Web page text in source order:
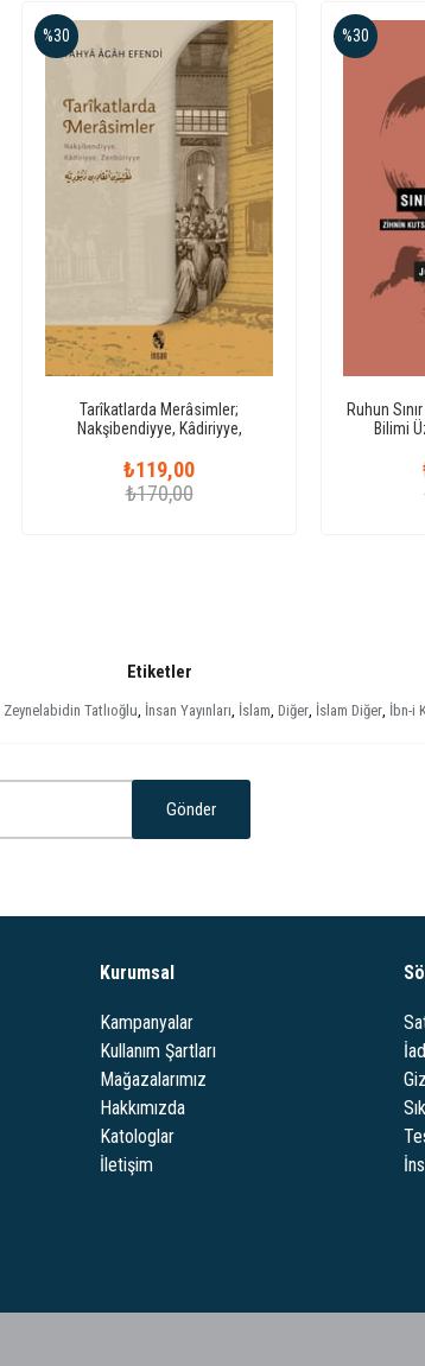
Tarîkatlarda Merâsimler;
Nakşibendiyye, Kâdiriyye,
₺119,00
₺170,00
%30
Ruhun
Bilimi
%30
Etiketler
Zeynelabidin Tatlıoğlu, İnsan Yayınları, İslam, Diğer, İslam Diğer, İbn-i
Gönder
Kurumsal
Kampanyalar
Kullanım Şartları
Mağazalarımız
Hakkımızda
Katologlar
İletişim